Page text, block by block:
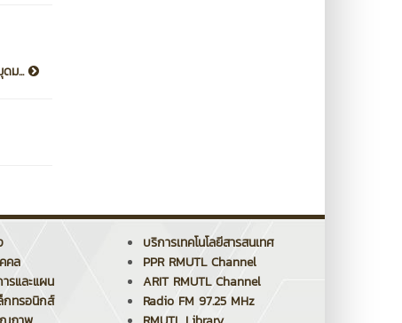
ม...
คล
รและแผน
กทรอนิกส์
บริการเทคโนโลยีสารสนเทศ
PPR RMUTL Channel
ARIT RMUTL Channel
Radio FM 97.25 MHz